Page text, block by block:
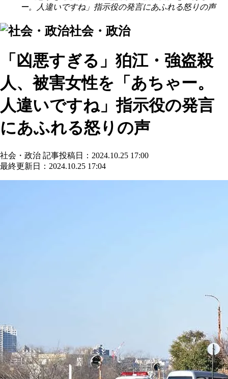
ー。人違いですね」指示役の発言にあふれる怒りの声
社会・政治
「凶悪すぎる」狛江・強盗殺
人、被害女性を「あちゃー。
人違いですね」指示役の発言
にあふれる怒りの声
社会・政治 記事投稿日：2024.10.25 17:00
最終更新日：2024.10.25 17:04